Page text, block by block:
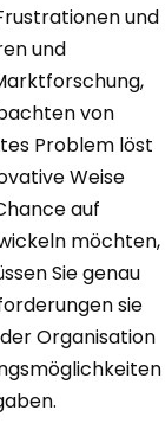
und
und
von
Problem löst
Weise
auf
möchten,
Sie genau
sie
Organisation